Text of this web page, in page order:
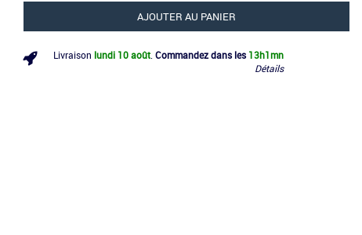
AJOUTER AU PANIER
Livraison lundi 10 août Commandez dans les 13h1mn
Détails